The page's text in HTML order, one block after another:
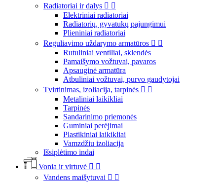
Radiatoriai ir dalys  
Elektriniai radiatoriai
Radiatorių, gyvatukų pajungimui
Plieniniai radiatoriai
Reguliavimo uždarymo armatūros  
Rutuliniai ventiliai, sklendės
Pamaišymo vožtuvai, pavaros
Apsauginė armatūra
Atbuliniai vožtuvai, purvo gaudytojai
Tvirtinimas, izoliacija, tarpinės  
Metaliniai laikikliai
Tarpinės
Sandarinimo priemonės
Guminiai perėjimai
Plastikiniai laikikliai
Vamzdžiu izoliacija
Išsiplėtimo indai
Vonia ir virtuvė  
Vandens maišytuvai  